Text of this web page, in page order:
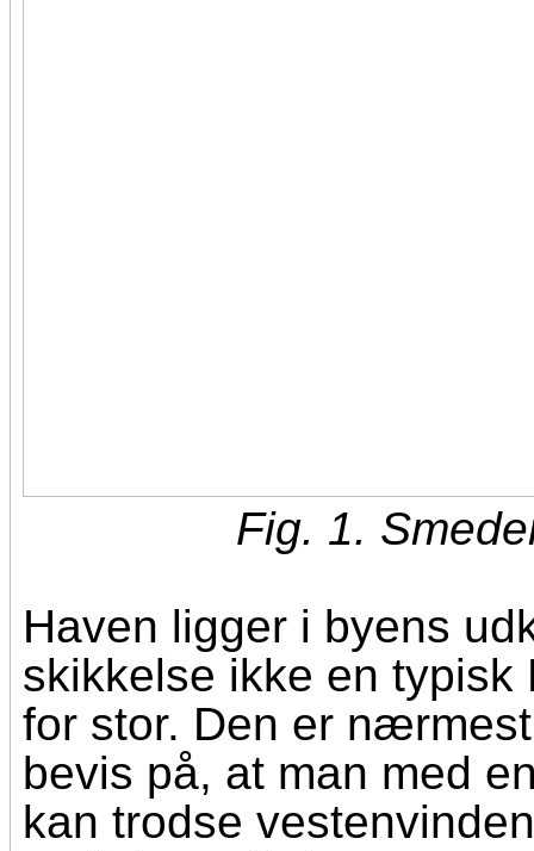
Fig. 1.
Haven ligger i byens
skikkelse ikke en
for stor. Den er
bevis på, at man med
kan trodse